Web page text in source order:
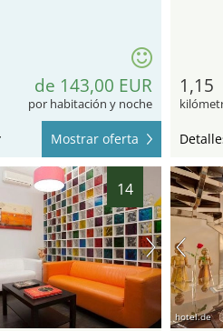
de 143,00 EUR
por habitación y noche
Mostrar oferta
1,15
14
hotel.de